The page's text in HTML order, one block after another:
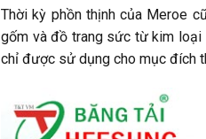
Thời kỳ phồn thịnh của Meroe
gốm và đồ trang sức từ kim loại
chỉ được sử dụng cho mục đích